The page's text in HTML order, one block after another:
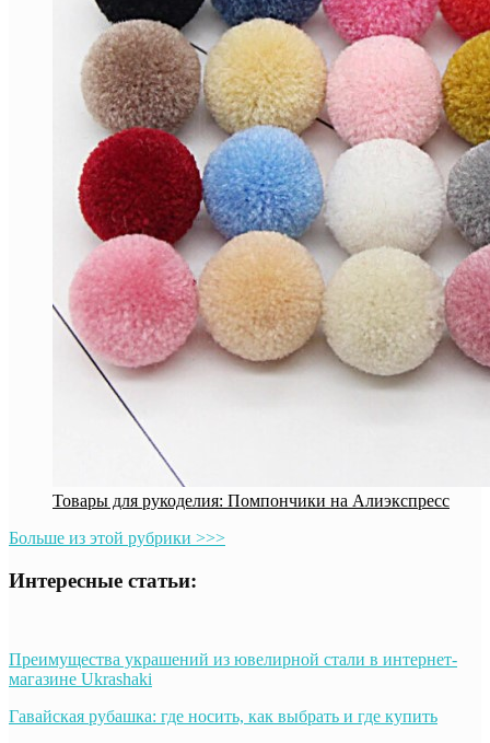
Товары для рукоделия: Помпончики на Алиэкспресс
Больше из этой рубрики >>>
Интересные статьи:
Преимущества украшений из ювелирной стали в интернет-
магазине Ukrashaki
Гавайская рубашка: где носить, как выбрать и где купить